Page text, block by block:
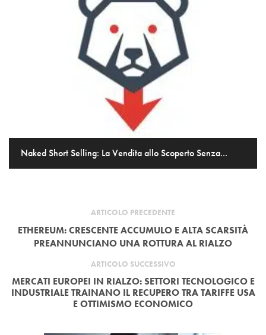
Naked Short Selling: La Vendita allo Scoperto Senza...
ARTICOLO PRECEDENTE
ETHEREUM: CRESCENTE ACCUMULO E ALTA SCARSITÀ
PREANNUNCIANO UNA ROTTURA AL RIALZO
ARTICOLO SUCCESSIVO
MERCATI EUROPEI IN RIALZO: SETTORI TECNOLOGICO E
INDUSTRIALE TRAINANO IL RECUPERO TRA TARIFFE USA
E OTTIMISMO ECONOMICO